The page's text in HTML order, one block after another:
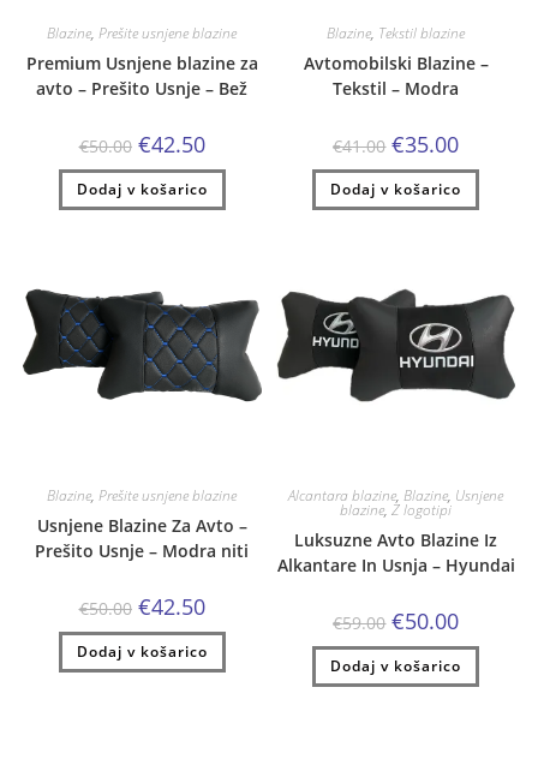
Blazine,Prešite usnjene blazine
Premium Usnjene blazine za
avto – Prešito Usnje – Bež
€50.00 Izvirna
cena
je
bila:
€50.00.
€42.50Trenutna
cena
je:
€42.50.
Dodaj v košarico
Blazine, Tekstil blazine
Avtomobilski Blazine –
Tekstil – Modra
€41.00 Izvirna
cena
je
bila:
€41.00.
€35.00Trenutna
je:
€35.00.
Dodaj v košarico
Blazine,Prešite usnjene blazine
Usnjene Blazine Za Avto –
Prešito Usnje – Modra niti
€50.00 Izvirna
cena
je
bila:
€50.00.
€42.50Trenutna
cena
je:
€42.50.
Dodaj v košarico
Alcantara blazine,Blazine, Usnjene
blazine,Z logotipi
Luksuzne Avto Blazine Iz
Alkantare In Usnja – Hyundai
€59.00 Izvirna
cena
je
bila:
€59.00.
€50.00Trenutna
je:
€50.00.
Dodaj v košarico